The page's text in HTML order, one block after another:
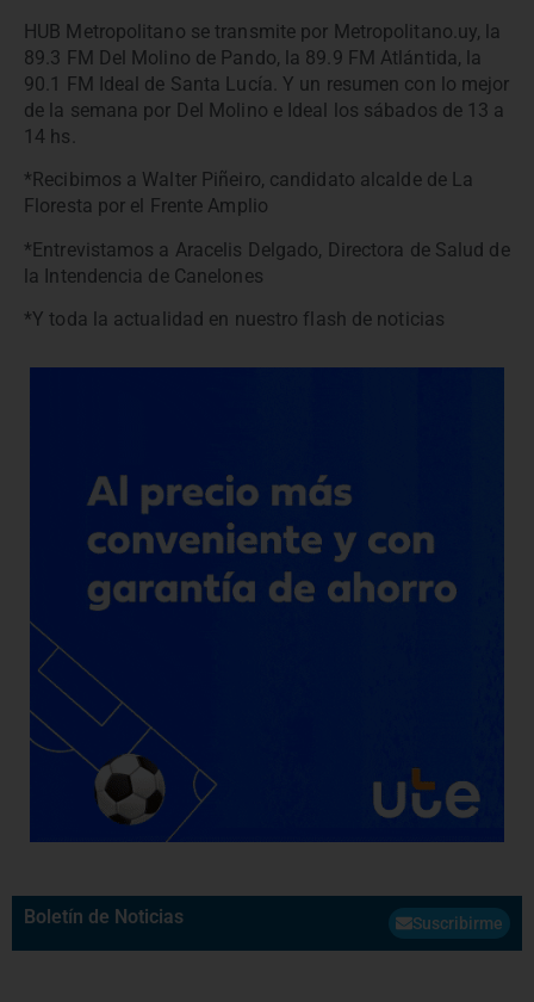
HUB Metropolitano se transmite por Metropolitano.uy, la
89.3 FM Del Molino de Pando, la 89.9 FM Atlántida, la
90.1 FM Ideal de Santa Lucía. Y un resumen con lo mejor
de la semana por Del Molino e Ideal los sábados de 13 a
14 hs.
*Recibimos a Walter Piñeiro, candidato alcalde de La
Floresta por el Frente Amplio
*Entrevistamos a Aracelis Delgado, Directora de Salud de
la Intendencia de Canelones
*Y toda la actualidad en nuestro flash de noticias
Boletín de Noticias Suscribirme